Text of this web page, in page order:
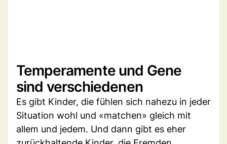
Temperamente und Gene
sind verschiedenen
Es gibt Kinder, die fühlen sich nahezu in jeder
Situation wohl und «matchen» gleich mit
allem und jedem. Und dann gibt es eher